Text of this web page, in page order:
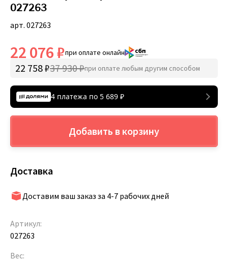
027263
арт. 027263
22 076 ₽при оплате онлайн
22 758 ₽37 930 ₽при оплате любым другим способом
4 платежа по 5 689 ₽
Добавить в корзину
Доставка
Доставим ваш заказ за 4-7 рабочих дней
Артикул:
027263
Вес: